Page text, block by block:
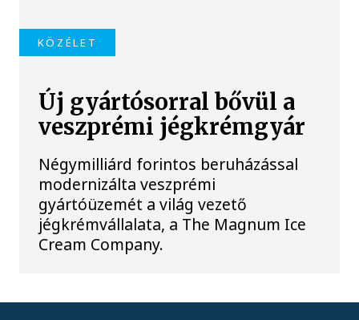
KÖZÉLET
Új gyártósorral bővül a
veszprémi jégkrémgyár
Négymilliárd forintos beruházással
modernizálta veszprémi
gyártóüzemét a világ vezető
jégkrémvállalata, a The Magnum Ice
Cream Company.